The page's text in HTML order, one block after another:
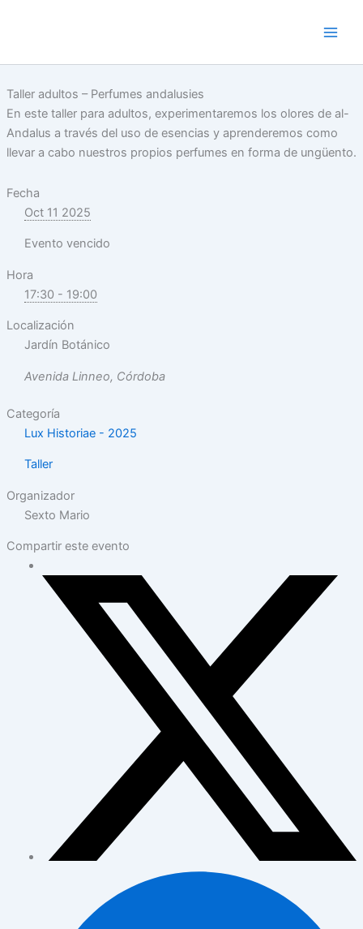
Taller adultos – Perfumes andalusies
En este taller para adultos, experimentaremos los olores de al-
Andalus a través del uso de esencias y aprenderemos como
llevar a cabo nuestros propios perfumes en forma de ungüento.
Fecha
Oct 11 2025
Evento vencido
Hora
17:30 - 19:00
Localización
Jardín Botánico
Avenida Linneo, Córdoba
Categoría
Lux Historiae - 2025
Taller
Organizador
Sexto Mario
Compartir este evento